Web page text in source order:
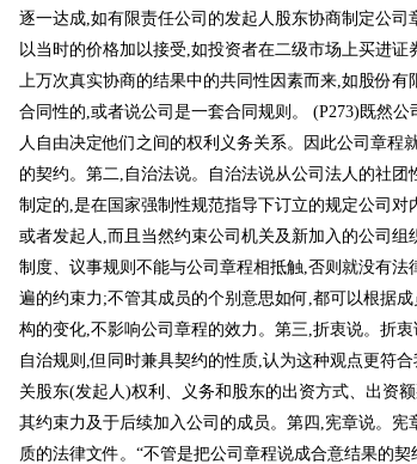
逐一达成,如有限责任公司的发起人股东协商制定公
以当时的价格加以接受,如投资者在二级市场上买进
上万次真实协商的结果中的共同性因素而来,如股份
合同性的,或者说公司是一套合同规则。 (P273)既然
人自由决定他们之间的权利义务关系。因此公司章程
的契约。第二,自治法说。自治法说从公司法人的社
制定的,是在国家强制性规范指导下订立的规定公司
或者发起人,而且当然约束公司机关及新加入的公司
制度、议事规则不能与公司章程相抵触,否则就没有
遍的约束力;不管其成员的个别意思如何,都可以根据
构的变化,不影响公司章程的效力。第三,折衷说。折
自治规则,但同时兼具契约的性质,认为这种观点更符
关股东(发起人)权利、义务和股东的出资方式、出资
其约束力及于后续加入公司的成员。第四,宪章说。
质的法律文件。“不管是把公司章程说成合意结果的